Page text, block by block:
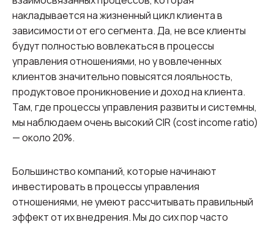
накладывается на жизненный цикл клиента в
зависимости от его сегмента. Да, не все клиенты
будут полностью вовлекаться в процессы
управления отношениями, но у вовлеченных
клиентов значительно повысятся лояльность,
продуктовое проникновение и доход на клиента.
Там, где процессы управления развиты и системны,
мы наблюдаем очень высокий CIR (cost income ratio)
— около 20%.
Большинство компаний, которые начинают
инвестировать в процессы управления
отношениями, не умеют рассчитывать правильный
эффект от их внедрения. Мы до сих пор часто